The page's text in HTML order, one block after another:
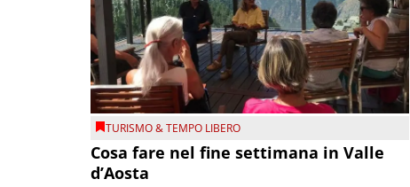
TURISMO & TEMPO LIBERO
Cosa fare nel fine settimana in Valle
d’Aosta